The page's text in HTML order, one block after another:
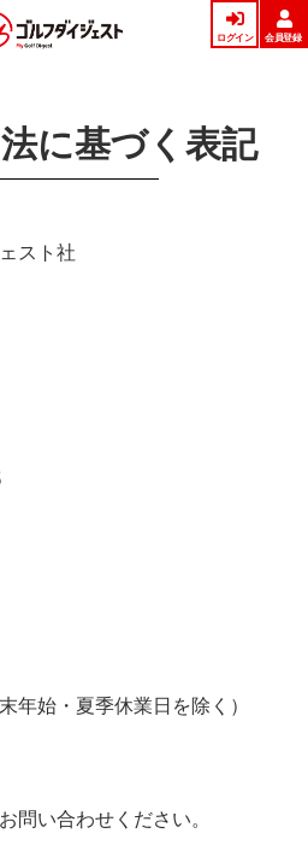
ログイン 会員登録
に基づく表記
スト社
年始・夏季休業日を除く）
問い合わせください。